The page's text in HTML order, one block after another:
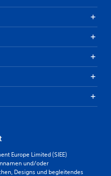
Europe Limited (SIEE)
und/oder
Designs und begleitendes